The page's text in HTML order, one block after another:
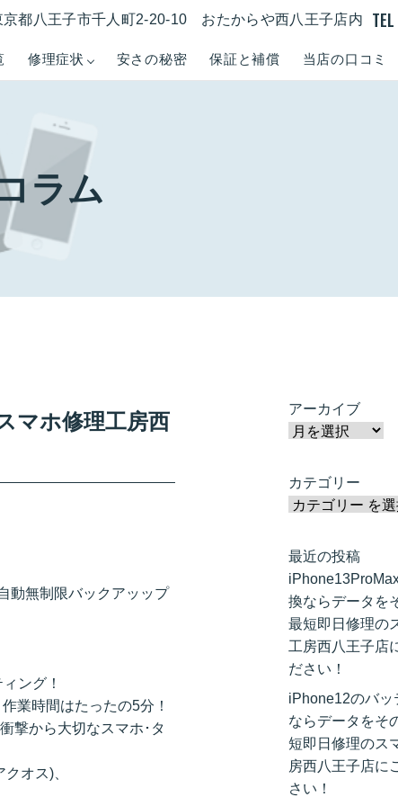
修理症状 安さの秘密 保証と補償 当店の口コミ
都八王子市千人町2-20-10 おたからや西八王子店内
ラム
マホ修理工房西
動無制限バックアッップ
ング！
業時間はたったの5分！
撃から大切なスマホ･タ
オス)、
アーカイブ
カテゴリー
最近の投稿
換ならデータを
最短即日修理の
工房西八王子店
ださい！
iPhone12のバッ
ならデータをそ
短即日修理のス
房西八王子店に
さい！